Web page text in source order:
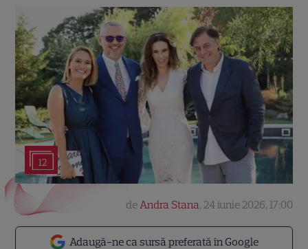
12
Adaugă-ne ca sursă preferată în Google
deAndra Stana, 24 iunie 2026, 17:00